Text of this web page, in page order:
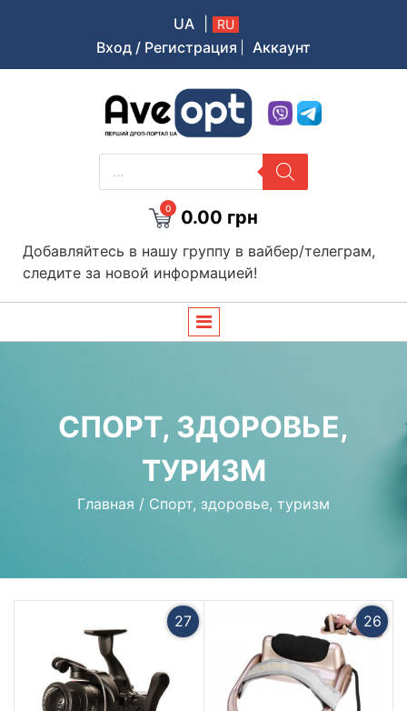
UA RU
Вход / Регистрация Аккаунт
Aveopt – оптова дропшипінг платформа в Україні
ПОИСК
ТОВАРОВ
0 0.00 грн
Добавляйтесь в нашу группу в вайбер/телеграм,
следите за новой информацией!
СПОРТ, ЗДОРОВЬЕ,
ТУРИЗМ
Главная / Спорт, здоровье, туризм
27 26